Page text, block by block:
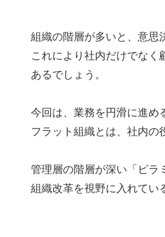
組織の階層が多いと、意思
これにより社内だけでなく
あるでしょう。
今回は、業務を円滑に進め
フラット組織とは、社内の
管理層の階層が深い「ピラ
組織改革を視野に入れてい